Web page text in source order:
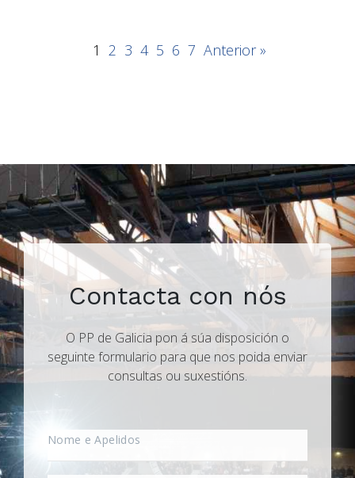
1 2 3 4 5 6 7 Anterior »
Contacta con nós
O PP de Galicia pon á súa disposición o
seguinte formulario para que nos poida enviar
consultas ou suxestións.